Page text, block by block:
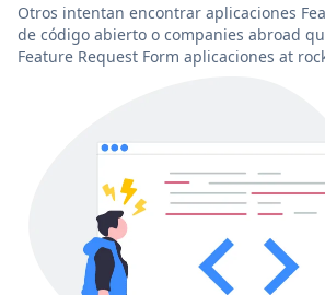
Otros intentan encontrar aplicaciones
de código abierto o companies abroad
Feature Request Form aplicaciones at